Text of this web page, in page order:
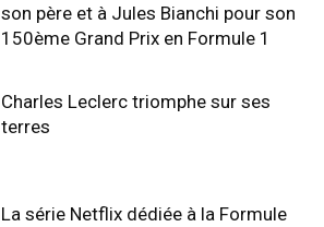
son père et à Jules Bianchi pour son
150ème Grand Prix en Formule 1
Charles Leclerc triomphe sur ses
terres
La série Netflix dédiée à la Formule